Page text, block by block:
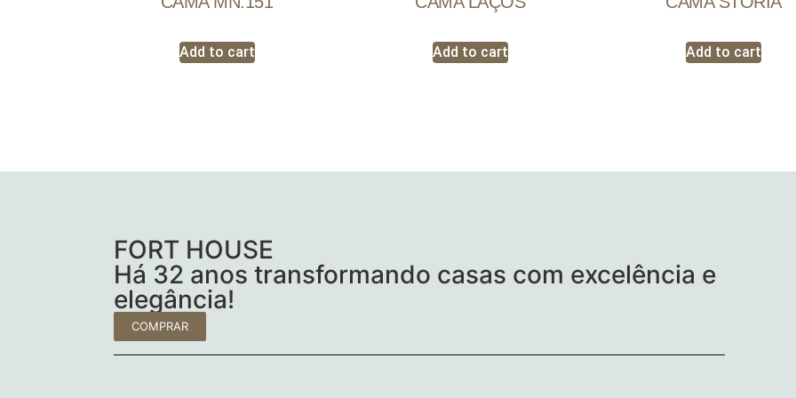
Add to cart Add to cart Add to cart
FORT HOUSE
Há 32 anos transformando casas com excelência e
elegância!
COMPRAR